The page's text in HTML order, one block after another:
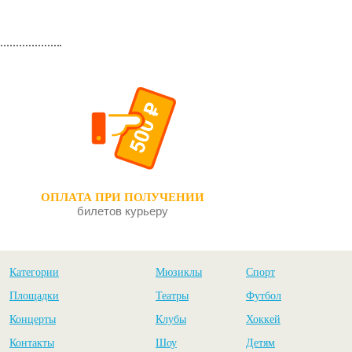
ОПЛАТА ПРИ ПОЛУЧЕНИИ
билетов курьеру
Категории
Площадки
Концерты
Контакты
Мюзиклы
Театры
Клубы
Шоу
Спорт
Футбол
Хоккей
Детям